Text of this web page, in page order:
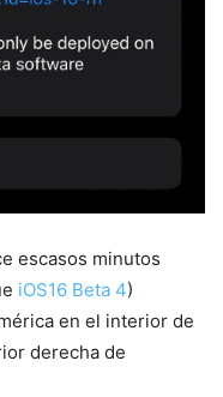
escasos minutos
iOS16 Beta 4)
en el interior de
derecha de